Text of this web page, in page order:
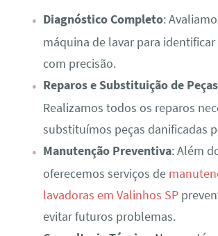
Diagnóstico Completo:
máquina de lavar para
com precisão.
Reparos e Substituição de Peças
Realizamos todos os reparos
substituímos peças danificadas
Manutenção Preventiva: Além
oferecemos serviços de
lavadoras em Valinhos SP
evitar futuros problemas.